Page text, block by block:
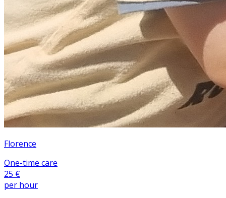
Florence
One-time care
25 €
per hour